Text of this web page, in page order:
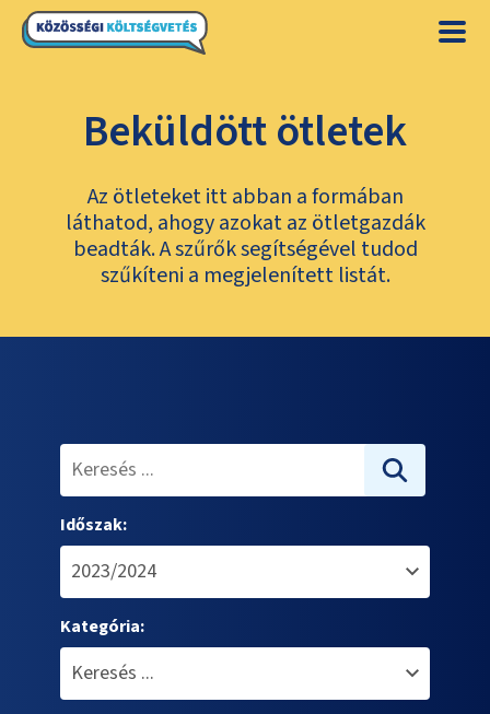
Beküldött ötletek
Az ötleteket itt abban a formában
láthatod, ahogy azokat az ötletgazdák
beadták. A szűrők segítségével tudod
szűkíteni a megjelenített listát.
Időszak:
Kategória: